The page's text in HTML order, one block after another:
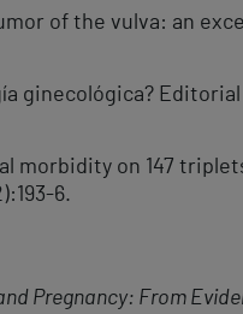
of the vulva: an
ginecológica?
morbidity on 147
6.
Pregnancy: From